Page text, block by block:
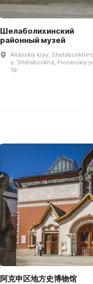
Шелаболихинский
районный музей
Altayskiy kray,
s. Shelabolikha, Pionerskiy
19
阿克申区地方史博物馆